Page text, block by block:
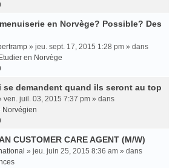
en Norvège? Possible? Des
» jeu. sept. 17, 2015 1:28 pm » dans
en Norvège
se demandent quand ils seront au top
ven. juil. 03, 2015 7:37 pm » dans
Norvégien
CUSTOMER CARE AGENT (M/W)
» jeu. juin 25, 2015 8:36 am » dans